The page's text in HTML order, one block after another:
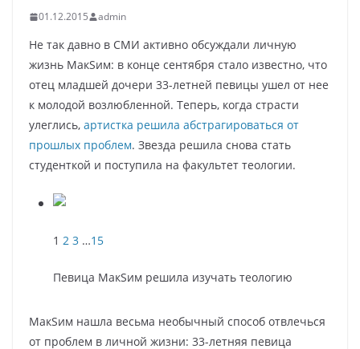
01.12.2015 admin
Не так давно в СМИ активно обсуждали личную
жизнь МакSим: в конце сентября стало известно, что
отец младшей дочери 33-летней певицы ушел от нее
к молодой возлюбленной. Теперь, когда страсти
улеглись, артистка решила абстрагироваться от
прошлых проблем. Звезда решила снова стать
студенткой и поступила на факультет теологии.
1 2 3 …15
Певица МакSим решила изучать теологию
МакSим нашла весьма необычный способ отвлечься
от проблем в личной жизни: 33-летняя певица